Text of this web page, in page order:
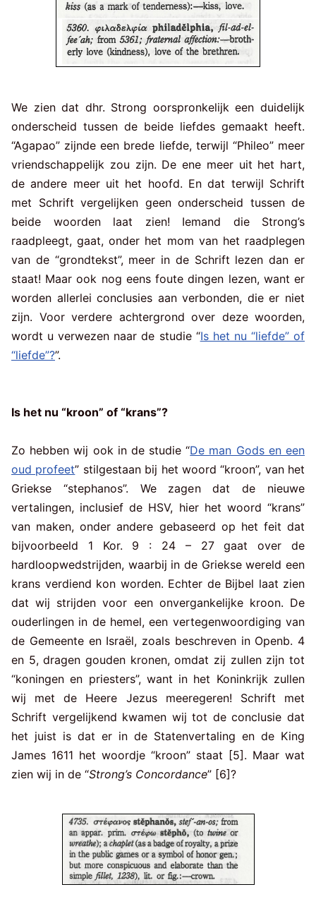
We zien dat dhr. Strong oorspronkelijk een duidelijk
onderscheid tussen de beide liefdes gemaakt heeft.
“Agapao” zijnde een brede liefde, terwijl “Phileo” meer
vriendschappelijk zou zijn. De ene meer uit het hart,
de andere meer uit het hoofd. En dat terwijl Schrift
met Schrift vergelijken geen onderscheid tussen de
beide woorden laat zien! Iemand die Strong’s
raadpleegt, gaat, onder het mom van het raadplegen
van de “grondtekst”, meer in de Schrift lezen dan er
staat! Maar ook nog eens foute dingen lezen, want er
worden allerlei conclusies aan verbonden, die er niet
zijn. Voor verdere achtergrond over deze woorden,
wordt u verwezen naar de studie “Is het nu “liefde” of
“liefde”?”.
Is het nu “kroon” of “krans”?
Zo hebben wij ook in de studie “De man Gods en een
oud profeet” stilgestaan bij het woord “kroon”, van het
Griekse “stephanos”. We zagen dat de nieuwe
vertalingen, inclusief de HSV, hier het woord “krans”
van maken, onder andere gebaseerd op het feit dat
bijvoorbeeld 1 Kor. 9 : 24 – 27 gaat over de
hardloopwedstrijden, waarbij in de Griekse wereld een
krans verdiend kon worden. Echter de Bijbel laat zien
dat wij strijden voor een onvergankelijke kroon. De
ouderlingen in de hemel, een vertegenwoordiging van
de Gemeente en Israël, zoals beschreven in Openb. 4
en 5, dragen gouden kronen, omdat zij zullen zijn tot
“koningen en priesters”, want in het Koninkrijk zullen
wij met de Heere Jezus meeregeren! Schrift met
Schrift vergelijkend kwamen wij tot de conclusie dat
het juist is dat er in de Statenvertaling en de King
James 1611 het woordje “kroon” staat [5]. Maar wat
zien wij in de “Strong’s Concordance” [6]?